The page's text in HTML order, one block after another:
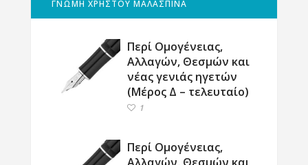
ΓΝΩΜΗ ΧΡΗΣΤΟΥ ΜΑΛΑΣΠΙΝΑ
Περί Ομογένειας,
Αλλαγών, Θεσμών και
νέας γενιάς ηγετών
(Μέρος Δ – τελευταίο)
1
Περί Ομογένειας,